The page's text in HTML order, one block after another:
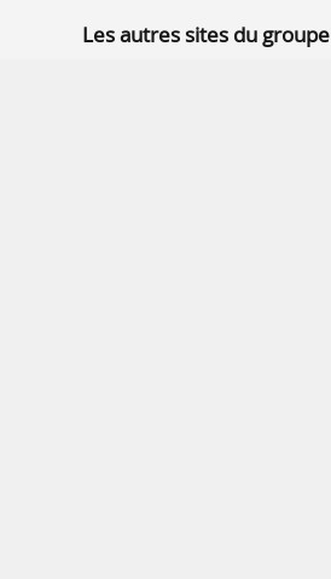
Les autres sites du groupe